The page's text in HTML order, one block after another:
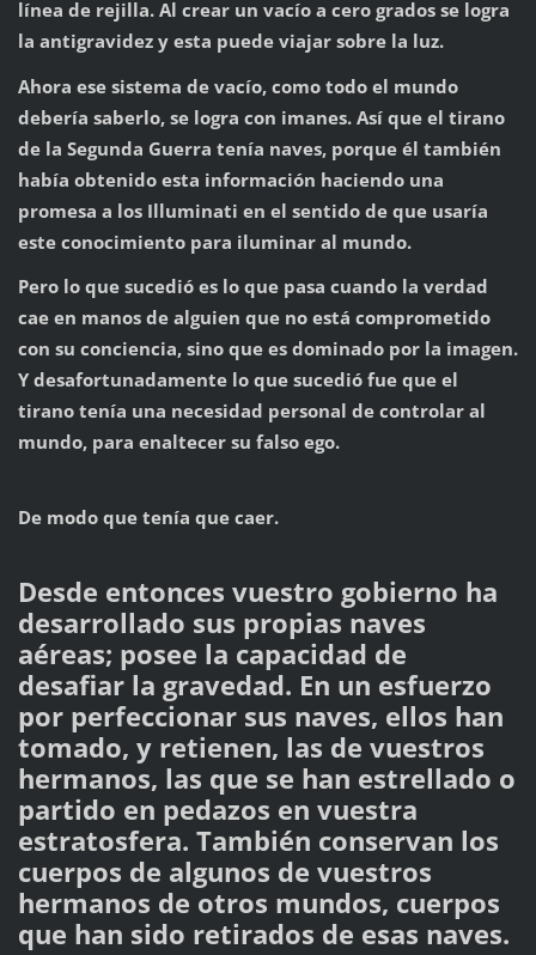
línea de rejilla. Al crear un vacío a cero grados se logra
la antigravidez y esta puede viajar sobre la luz.
Ahora ese sistema de vacío, como todo el mundo
debería saberlo, se logra con imanes. Así que el tirano
de la Segunda Guerra tenía naves, porque él también
había obtenido esta información haciendo una
promesa a los Illuminati en el sentido de que usaría
este conocimiento para iluminar al mundo.
Pero lo que sucedió es lo que pasa cuando la verdad
cae en manos de alguien que no está comprometido
con su conciencia, sino que es dominado por la imagen.
Y desafortunadamente lo que sucedió fue que el
tirano tenía una necesidad personal de controlar al
mundo, para enaltecer su falso ego.
De modo que tenía que caer.
Desde entonces vuestro gobierno ha
desarrollado sus propias naves
aéreas; posee la capacidad de
desafiar la gravedad. En un esfuerzo
por perfeccionar sus naves, ellos han
tomado, y retienen, las de vuestros
hermanos, las que se han estrellado o
partido en pedazos en vuestra
estratosfera. También conservan los
cuerpos de algunos de vuestros
hermanos de otros mundos, cuerpos
que han sido retirados de esas naves.